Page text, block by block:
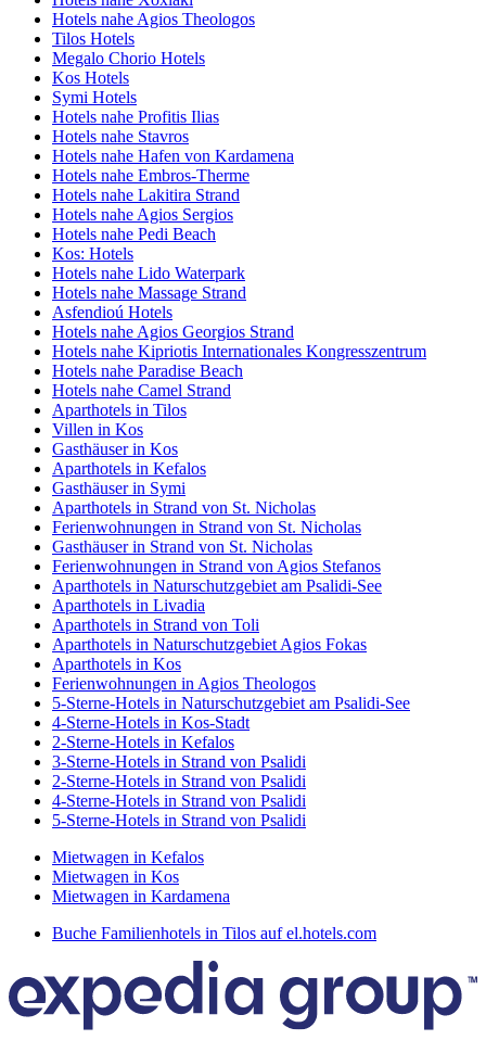
Hotels nahe Agios Theologos
Tilos Hotels
Megalo Chorio Hotels
Kos Hotels
Symi Hotels
Hotels nahe Profitis Ilias
Hotels nahe Stavros
Hotels nahe Hafen von Kardamena
Hotels nahe Embros-Therme
Hotels nahe Lakitira Strand
Hotels nahe Agios Sergios
Hotels nahe Pedi Beach
Kos: Hotels
Hotels nahe Lido Waterpark
Hotels nahe Massage Strand
Asfendioú Hotels
Hotels nahe Agios Georgios Strand
Hotels nahe Kipriotis Internationales Kongresszentrum
Hotels nahe Paradise Beach
Hotels nahe Camel Strand
Aparthotels in Tilos
Villen in Kos
Gasthäuser in Kos
Aparthotels in Kefalos
Gasthäuser in Symi
Aparthotels in Strand von St. Nicholas
Ferienwohnungen in Strand von St. Nicholas
Gasthäuser in Strand von St. Nicholas
Ferienwohnungen in Strand von Agios Stefanos
Aparthotels in Naturschutzgebiet am Psalidi-See
Aparthotels in Livadia
Aparthotels in Strand von Toli
Aparthotels in Naturschutzgebiet Agios Fokas
Aparthotels in Kos
Ferienwohnungen in Agios Theologos
5-Sterne-Hotels in Naturschutzgebiet am Psalidi-See
4-Sterne-Hotels in Kos-Stadt
2-Sterne-Hotels in Kefalos
3-Sterne-Hotels in Strand von Psalidi
2-Sterne-Hotels in Strand von Psalidi
4-Sterne-Hotels in Strand von Psalidi
5-Sterne-Hotels in Strand von Psalidi
Mietwagen in Kefalos
Mietwagen in Kos
Mietwagen in Kardamena
Buche Familienhotels in Tilos auf el.hotels.com